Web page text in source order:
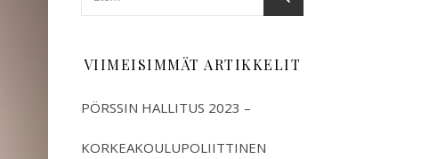
VIIMEISIMMÄT ARTIKKELIT
PÖRSSIN HALLITUS 2023 –
KORKEAKOULUPOLIITTINEN